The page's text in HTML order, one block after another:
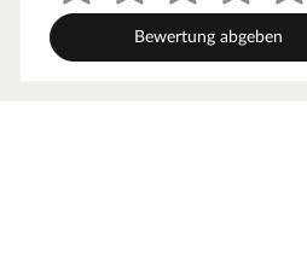
Bewertung abgeben